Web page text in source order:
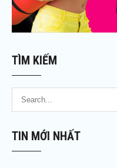
TÌM KIẾM
TIN MỚI NHẤT